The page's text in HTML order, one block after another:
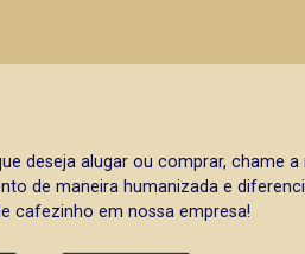
deseja alugar ou comprar, chame
de maneira humanizada e
cafezinho em nossa empresa!